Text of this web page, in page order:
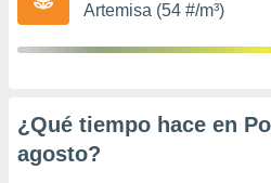
1199
Artemisa (54 #/m³)
¿Qué tiempo hace en
agosto?